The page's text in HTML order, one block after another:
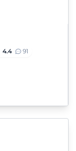
4.4 91